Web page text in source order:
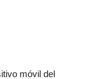
móvil del